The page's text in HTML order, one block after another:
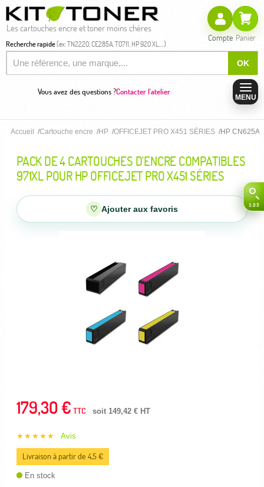
Les cartouches encre et toner moins chères
Recherche rapide(ex: TN2220, CE285A, T0711, HP 920 XL,...)
OK
Compte Panier
Vous avez des questions ?Contacter l'atelier
MENU
Accueil Cartouche encre HP OFFICEJET PRO X451 SÉRIES HP
PACK DE 4 CARTOUCHES D'ENCRE COMPATIBLES
971XL POUR HP OFFICEJET PRO X451 SÉRIES
♡ Ajouter aux favoris
179,30 € TTC soit 149,42 € HT
★★★★★ Avis
Livraison à partir de 4,5 €
En stock